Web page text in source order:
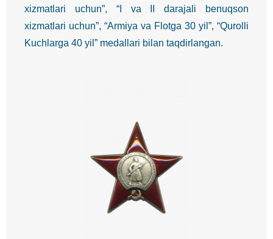
xizmatlari uchun”, “I va II darajali benuqson
xizmatlari uchun”, “Armiya va Flotga 30 yil”, “Qurolli
Kuchlarga 40 yil” medallari bilan taqdirlangan.